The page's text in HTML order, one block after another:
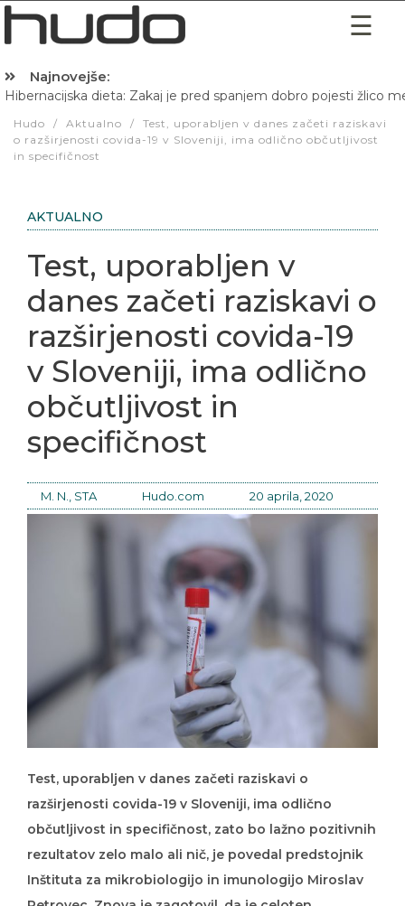
Najnovejše:
Hibernacijska dieta: Zakaj je pred spanjem dobro pojesti žlico
Hudo / Aktualno /
Test, uporabljen v danes začeti raziskavi
o razširjenosti covida-19 v Sloveniji, ima odlično občutljivost
in specifičnost
AKTUALNO
Test, uporabljen v
danes začeti raziskavi o
razširjenosti covida-19
v Sloveniji, ima odlično
občutljivost in
specifičnost
M. N., STA Hudo.com 20 aprila, 2020
Test, uporabljen v danes začeti raziskavi o
razširjenosti covida-19 v Sloveniji, ima odlično
občutljivost in specifičnost, zato bo lažno pozitivnih
rezultatov zelo malo ali nič, je povedal predstojnik
Inštituta za mikrobiologijo in imunologijo Miroslav